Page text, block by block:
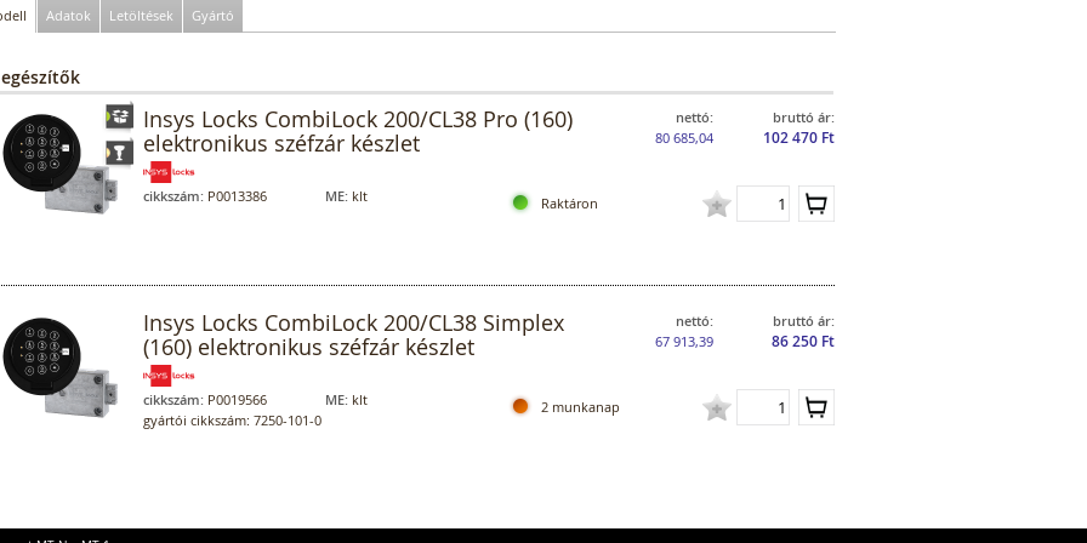
Adatok Letöltések Gyártó
nettó:
80 685,04
bruttó ár:
102 470 Ft
Insys Locks CombiLock 200/CL38 Pro (160)
elektronikus széfzár készlet
cikkszám: P0013386 ME: klt Raktáron
nettó:
67 913,39
bruttó ár:
86 250 Ft
Insys Locks CombiLock 200/CL38 Simplex
(160) elektronikus széfzár készlet
cikkszám: P0019566 ME: klt 2 munkanap
gyártói cikkszám: 7250-101-0